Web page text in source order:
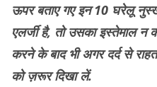
ऊपर बताए गए इन 10 घरेलू
एलर्जी है, तो उसका इस्तेमाल न
करने के बाद भी अगर दर्द से
को ज़रूर दिखा लें.